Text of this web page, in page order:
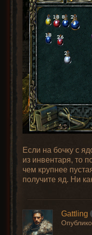
Если на бочку с
из инвентаря, то
чем крупнее
получите яд. Ни
Gattling